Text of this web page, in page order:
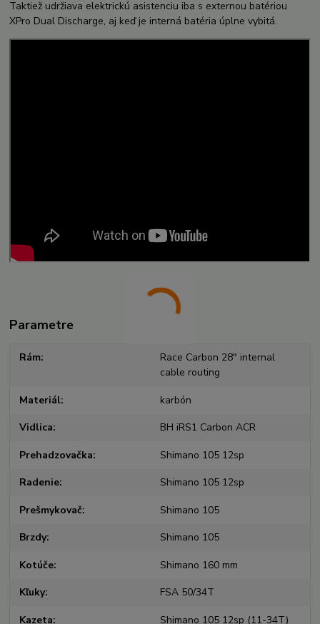
Taktiež udržiava elektrickú asistenciu iba s externou batériou
XPro Dual Discharge, aj keď je interná batéria úplne vybitá.
Parametre
Rám
Race Carbon 28" internal
cable routing
Materiál karbón
Vidlica BH iRS1 Carbon ACR
Prehadzovačka Shimano 105 12sp
Radenie Shimano 105 12sp
Prešmykovač Shimano 105
Brzdy Shimano 105
Kotúče Shimano 160 mm
Kľuky FSA 50/34T
Kazeta Shimano 105 12sp (11-34T)